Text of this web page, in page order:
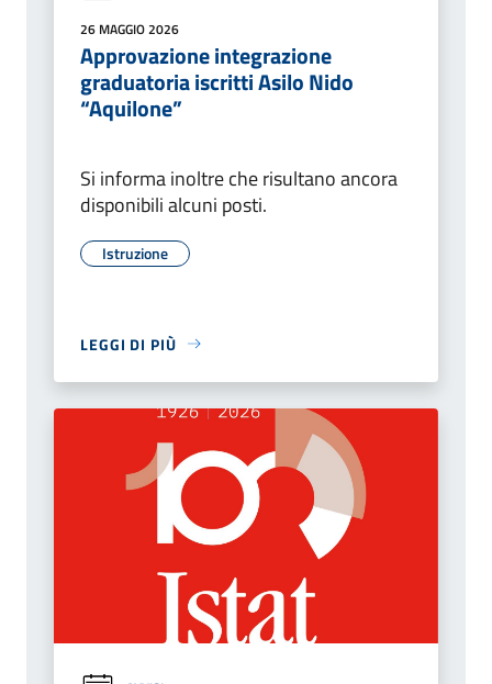
26 MAGGIO 2026
Approvazione integrazione
graduatoria iscritti Asilo Nido
“Aquilone”
Si informa inoltre che risultano ancora
disponibili alcuni posti.
Istruzione
LEGGI DI PIÙ